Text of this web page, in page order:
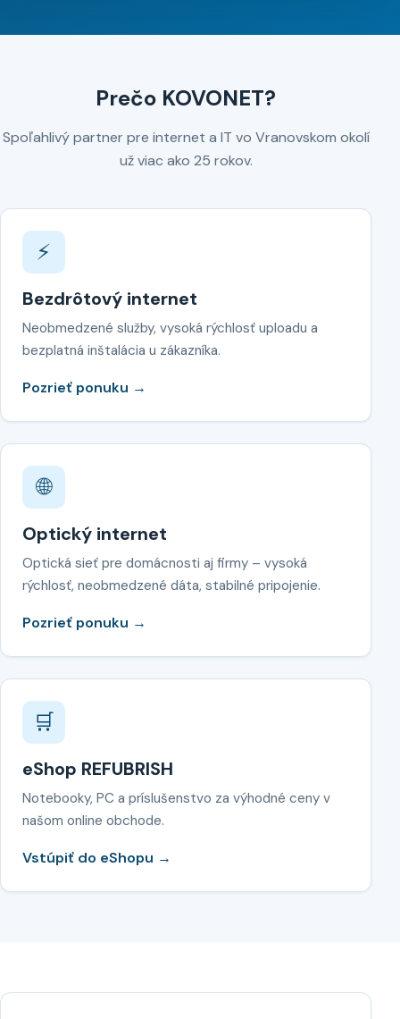
Prečo KOVONET?
Spoľahlivý partner pre internet a IT vo Vranovskom okolí
už viac ako 25 rokov.
⚡
Bezdrôtový internet
Neobmedzené služby, vysoká rýchlosť uploadu a
bezplatná inštalácia u zákazníka.
Pozrieť ponuku →
🌐
Optický internet
Optická sieť pre domácnosti aj firmy – vysoká
rýchlosť, neobmedzené dáta, stabilné pripojenie.
Pozrieť ponuku →
🛒
eShop REFUBRISH
Notebooky, PC a príslušenstvo za výhodné ceny v
našom online obchode.
Vstúpiť do eShopu →